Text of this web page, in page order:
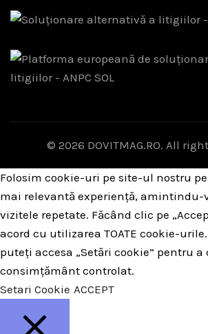
© 2026 DOVITMAG.RO. All
Folosim cookie-uri pe site-ul nostru
mai relevantă experiență, amintindu-
vizitele repetate. Făcând clic pe
acord cu utilizarea TOATE cookie-
puteți accesa „Setări cookie” pentru a
consimțământ controlat.
Setari Cookie ACCEPT